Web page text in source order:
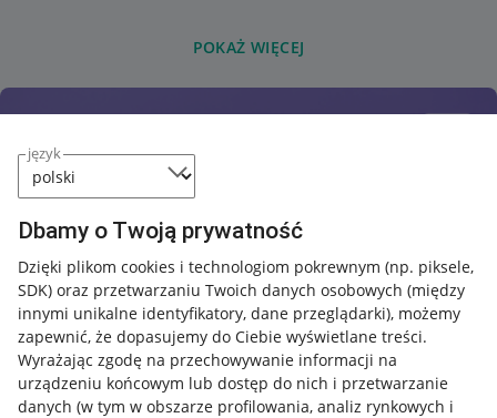
język
Dbamy o Twoją prywatność
Dzięki plikom cookies i technologiom pokrewnym (np. piksele,
SDK) oraz przetwarzaniu Twoich danych osobowych (między
innymi unikalne identyfikatory, dane przeglądarki), możemy
zapewnić, że dopasujemy do Ciebie wyświetlane treści.
Wyrażając zgodę na przechowywanie informacji na
urządzeniu końcowym lub dostęp do nich i przetwarzanie
danych (w tym w obszarze profilowania, analiz rynkowych i
POKAŻ WIĘCEJ